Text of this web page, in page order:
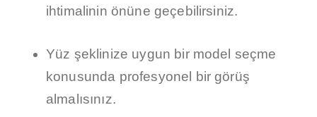
ihtimalinin önüne geçebilirsiniz.
Yüz şeklinize uygun bir model seçme
konusunda profesyonel bir görüş
almalısınız.